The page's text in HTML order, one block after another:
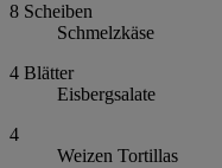
8 Scheiben
Schmelzkäse
4 Blätter
Eisbergsalate
4
Weizen Tortillas